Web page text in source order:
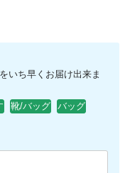
いち早くお届け出来ま
靴/バッグ
バッグ